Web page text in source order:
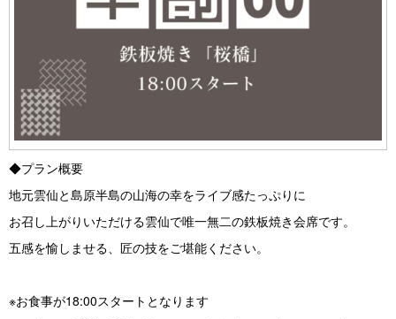
◆プラン概要
地元雲仙と島原半島の山海の幸をライブ感たっぷりに
お召し上がりいただける雲仙で唯一無二の鉄板焼き会席です。
五感を愉しませる、匠の技をご堪能ください。
※お食事が18:00スタートとなります